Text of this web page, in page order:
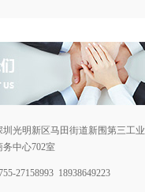
圳光明新区马田街道新围第三工业
务中心702室
27158993 18938649223